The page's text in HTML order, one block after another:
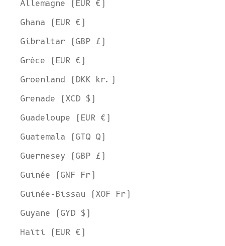
Allemagne (EUR €)
Ghana (EUR €)
Gibraltar (GBP £)
Grèce (EUR €)
Groenland (DKK kr.)
Grenade (XCD $)
Guadeloupe (EUR €)
Guatemala (GTQ Q)
Guernesey (GBP £)
Guinée (GNF Fr)
Guinée-Bissau (XOF Fr)
Guyane (GYD $)
Haïti (EUR €)